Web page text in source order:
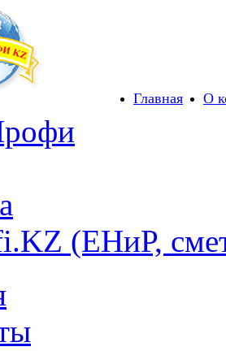
Главная О
(ЕНиР,